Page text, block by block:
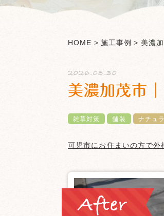
HOME > 施工事例 > 美濃
2026.05.30
美濃加茂市
雑草対策 舗装 ナチュ
可児市にお住まいの方で外
After